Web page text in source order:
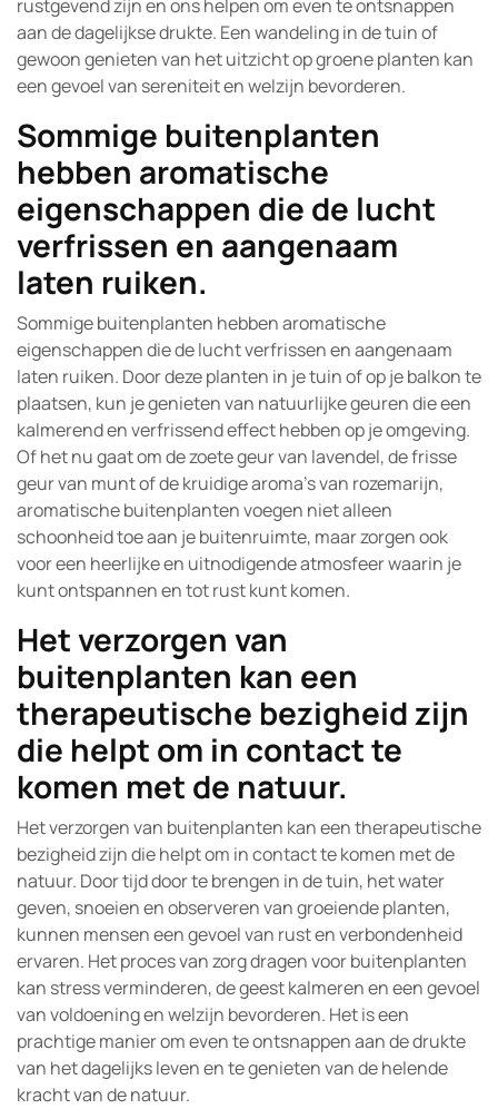
rustgevend zijn en ons helpen om even te ontsnappen
aan de dagelijkse drukte. Een wandeling in de tuin of
gewoon genieten van het uitzicht op groene planten kan
een gevoel van sereniteit en welzijn bevorderen.
Sommige buitenplanten
hebben aromatische
eigenschappen die de lucht
verfrissen en aangenaam
laten ruiken.
Sommige buitenplanten hebben aromatische
eigenschappen die de lucht verfrissen en aangenaam
laten ruiken. Door deze planten in je tuin of op je balkon te
plaatsen, kun je genieten van natuurlijke geuren die een
kalmerend en verfrissend effect hebben op je omgeving.
Of het nu gaat om de zoete geur van lavendel, de frisse
geur van munt of de kruidige aroma’s van rozemarijn,
aromatische buitenplanten voegen niet alleen
schoonheid toe aan je buitenruimte, maar zorgen ook
voor een heerlijke en uitnodigende atmosfeer waarin je
kunt ontspannen en tot rust kunt komen.
Het verzorgen van
buitenplanten kan een
therapeutische bezigheid zijn
die helpt om in contact te
komen met de natuur.
Het verzorgen van buitenplanten kan een therapeutische
bezigheid zijn die helpt om in contact te komen met de
natuur. Door tijd door te brengen in de tuin, het water
geven, snoeien en observeren van groeiende planten,
kunnen mensen een gevoel van rust en verbondenheid
ervaren. Het proces van zorg dragen voor buitenplanten
kan stress verminderen, de geest kalmeren en een gevoel
van voldoening en welzijn bevorderen. Het is een
prachtige manier om even te ontsnappen aan de drukte
van het dagelijks leven en te genieten van de helende
kracht van de natuur.